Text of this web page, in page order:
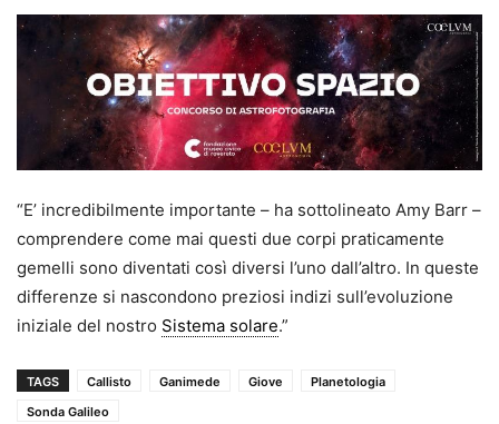
“E’ incredibilmente importante – ha sottolineato Amy Barr –
comprendere come mai questi due corpi praticamente
gemelli sono diventati così diversi l’uno dall’altro. In queste
differenze si nascondono preziosi indizi sull’evoluzione
iniziale del nostro Sistema solare.”
TAGS Callisto Ganimede Giove
Planetologia
Sonda Galileo